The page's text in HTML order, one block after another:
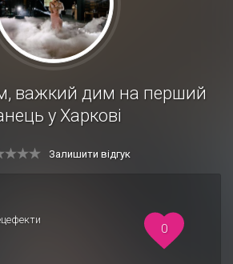
важкий дим на перший
у Харкові
Залишити відгук
0